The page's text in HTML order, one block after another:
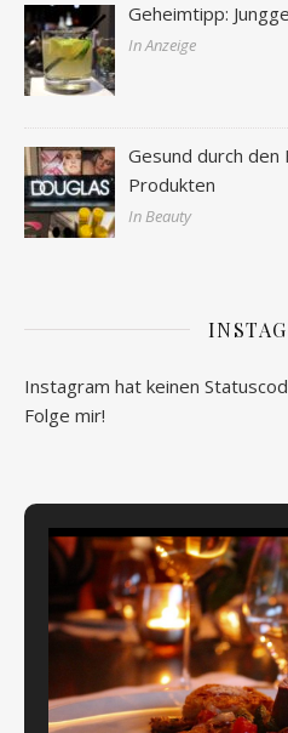
Geheimtipp:
In Anzeige
Gesund durch
Produkten
In Beauty
Instagram hat keinen
Folge mir!